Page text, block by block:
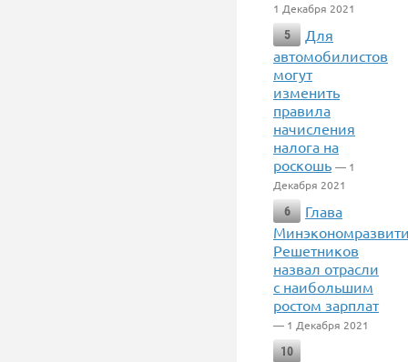
1 Декабря 2021
5
Для
автомобилистов
могут
изменить
правила
начисления
налога на
роскошь — 1
Декабря 2021
6
Глава
Решетников
назвал отрасли
с наибольшим
ростом зарплат
— 1 Декабря 2021
10